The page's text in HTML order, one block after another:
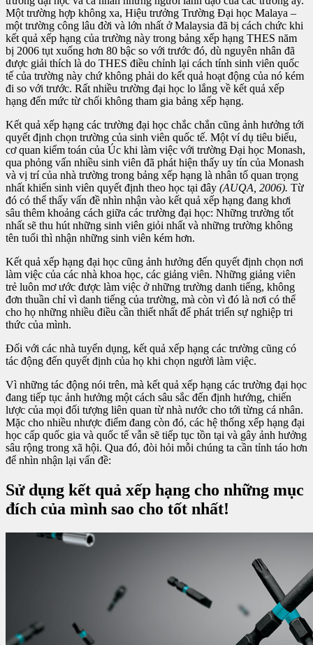
Một trường hợp không xa, Hiệu trưởng Trường Đại học Malaya –
một trường công lâu đời và lớn nhất ở Malaysia đã bị cách chức khi
kết quả xếp hạng của trường này trong bảng xếp hạng THES năm
bị 2006 tụt xuống hơn 80 bậc so với trước đó, dù nguyên nhân đã
được giải thích là do THES điều chỉnh lại cách tính sinh viên quốc
tế của trường này chứ không phải do kết quả hoạt động của nó kém
đi so với trước. Rất nhiều trường đại học lo lắng về kết quả xếp
hạng đến mức từ chối không tham gia bảng xếp hạng.
Kết quả xếp hạng các trường đại học chắc chắn cũng ảnh hưởng tới
quyết định chọn trường của sinh viên quốc tế. Một ví dụ tiêu biểu,
cơ quan kiểm toán của Úc khi làm việc với trường Đại học Monash,
qua phỏng vấn nhiều sinh viên đã phát hiện thấy uy tín của Monash
và vị trí của nhà trường trong bảng xếp hạng là nhân tố quan trọng
nhất khiến sinh viên quyết định theo học tại đây (AUQA, 2006). Từ
đó có thể thấy vấn đề nhìn nhận vào kết quả xếp hạng đang khơi
sâu thêm khoảng cách giữa các trường đại học: Những trường tốt
nhất sẽ thu hút những sinh viên giỏi nhất và những trường không
tên tuổi thì nhận những sinh viên kém hơn.
Kết quả xếp hạng đại học cũng ảnh hưởng đến quyết định chọn nơi
làm việc của các nhà khoa học, các giảng viên. Những giảng viên
trẻ luôn mơ ước được làm việc ở những trường danh tiếng, không
đơn thuần chỉ vì danh tiếng của trường, mà còn vì đó là nơi có thể
cho họ những nhiều điều cần thiết nhất để phát triển sự nghiệp tri
thức của mình.
Đối với các nhà tuyển dụng, kết quả xếp hạng các trường cũng có
tác động đến quyết định của họ khi chọn người làm việc.
Vì những tác động nói trên, mà kết quả xếp hạng các trường đại học
đang tiếp tục ảnh hưởng một cách sâu sắc đến định hướng, chiến
lược của mọi đối tượng liên quan từ nhà nước cho tới từng cá nhân.
Mặc cho nhiều nhược điểm đang còn đó, các hệ thống xếp hạng đại
học cấp quốc gia và quốc tế vẫn sẽ tiếp tục tồn tại và gây ảnh hưởng
sâu rộng trong xã hội. Qua đó, đòi hỏi mỗi chúng ta cần tỉnh táo hơn
để nhìn nhận lại vấn đề:
Sử dụng kết quả xếp hạng cho những mục
đích của mình sao cho tốt nhất!